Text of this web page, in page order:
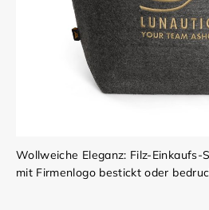
Wollweiche Eleganz: Filz-Einkaufs-
mit Firmenlogo bestickt oder